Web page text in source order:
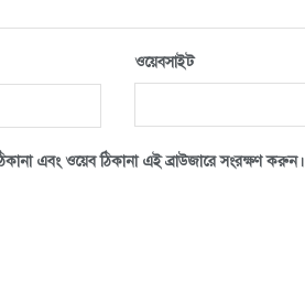
ওয়েবসাইট
এবং ওয়েব ঠিকানা এই ব্রাউজারে সংরক্ষণ করুন।